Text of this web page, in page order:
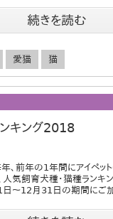
続きを読む
愛猫 猫
キング2018
、前年の1年間にアイペッ
人気飼育犬種・猫種ランキ
日～12月31日の期間にご